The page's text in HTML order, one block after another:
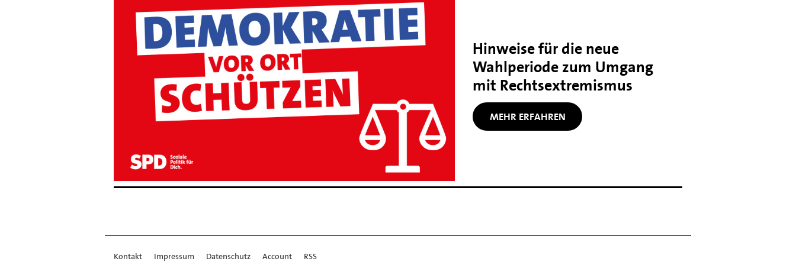
Hinweise für die neue
Wahlperiode zum Umgang
mit Rechtsextremismus
MEHR ERFAHREN
Kontakt Impressum Datenschutz Account RSS